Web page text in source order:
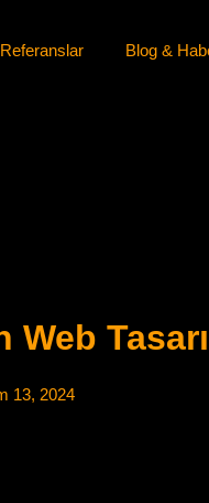
Referanslar Blog &
13, 2024